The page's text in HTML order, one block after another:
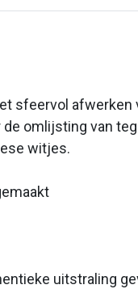
sfeervol afwerken
omlijsting van
witjes.
uitstraling